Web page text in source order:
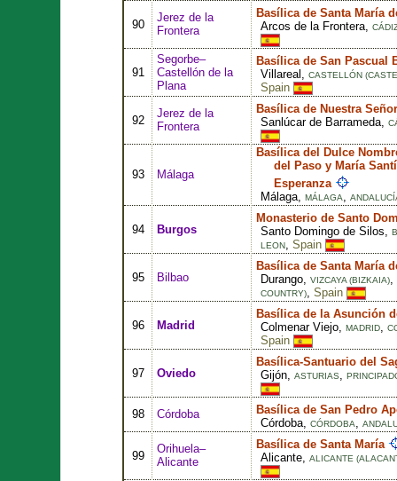
90
Jerez de la
Frontera
Basílica de Santa María
Arcos de la Frontera,
91
Segorbe–
Castellón de la
Plana
Basílica de San Pascual
Villareal, CASTELLÓN
Spain
92
Jerez de la
Frontera
Basílica de Nuestra
Sanlúcar de Barrameda,
93 Málaga
Basílica del Dulce
del Paso y María
Esperanza
Málaga, MÁLAGA,
94 Burgos
Monasterio de Santo
Santo Domingo de Silos,
LEON, Spain
95 Bilbao
Basílica de Santa María
Durango, VIZCAYA (BIZKAIA),
COUNTRY), Spain
96 Madrid
Basílica de la Asunción
Colmenar Viejo, MADRID,
Spain
97 Oviedo
Basílica-Santuario del
Gijón, ASTURIAS,
98 Córdoba
Basílica de San Pedro
Córdoba, CÓRDOBA,
99
Orihuela–
Alicante
Basílica de Santa María
Alicante, ALICANTE